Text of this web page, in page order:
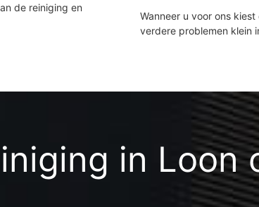
de reiniging en
Wanneer u voor ons
verdere problemen klein
in Loon